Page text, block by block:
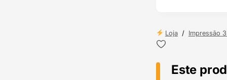
Loja / Impressão
Este